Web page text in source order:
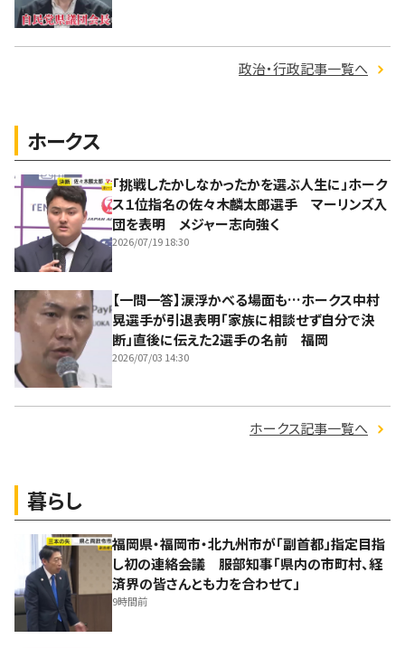
政治・行政記事一覧へ
ホークス
「挑戦したかしなかったかを選ぶ人生に」ホーク
ス１位指名の佐々木麟太郎選手 マーリンズ入
団を表明 メジャー志向強く
2026/07/19 18:30
【一問一答】涙浮かべる場面も…ホークス中村
晃選手が引退表明「家族に相談せず自分で決
断」直後に伝えた2選手の名前 福岡
2026/07/03 14:30
ホークス記事一覧へ
暮らし
福岡県・福岡市・北九州市が「副首都」指定目指
し初の連絡会議 服部知事「県内の市町村、経
済界の皆さんとも力を合わせて」
9時間前